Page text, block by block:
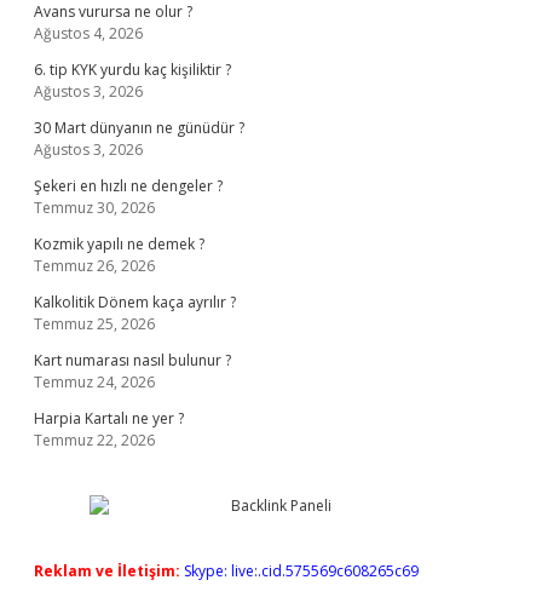
Avans vurursa ne olur ?
Ağustos 4, 2026
6. tip KYK yurdu kaç kişiliktir ?
Ağustos 3, 2026
30 Mart dünyanın ne günüdür ?
Ağustos 3, 2026
Şekeri en hızlı ne dengeler ?
Temmuz 30, 2026
Kozmik yapılı ne demek ?
Temmuz 26, 2026
Kalkolitik Dönem kaça ayrılır ?
Temmuz 25, 2026
Kart numarası nasıl bulunur ?
Temmuz 24, 2026
Harpia Kartalı ne yer ?
Temmuz 22, 2026
Reklam ve İletişim: Skype: live:.cid.575569c608265c69